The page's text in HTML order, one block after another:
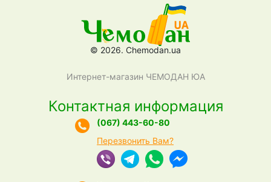
© 2026. Chemodan.ua
Интернет-магазин ЧЕМОДАН ЮА
Контактная информация
(067) 443-60-80
Перезвонить Вам?